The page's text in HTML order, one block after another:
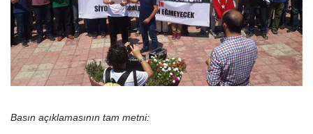
Basın açıklamasının tam metni: